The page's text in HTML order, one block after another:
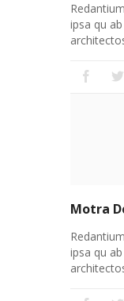
ipsa qu
Motra
ipsa qu